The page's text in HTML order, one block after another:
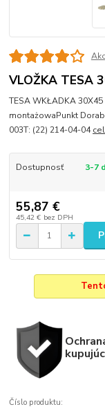
VLOŽKA TESA
TESA WKŁADKA
montażowaPunkt
003T: (22) 214-04-04
Dostupnosť 3-7
55,87 €
45,42 € bez DPH
Číslo produktu: